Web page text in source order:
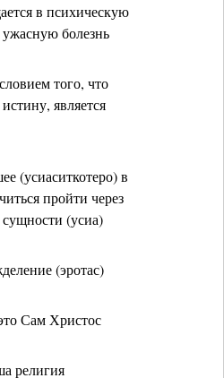
в психическую
болезнь
того, что
является
(усиаситкотеро) в
пройти через
(усиа)
(эротас)
Сам Христос
религия